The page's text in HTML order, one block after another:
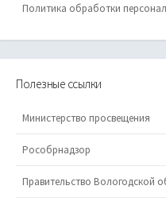
Политика обработки
Полезные ссылки
Министерство просвещения
Рособрнадзор
Правительство Вологодской